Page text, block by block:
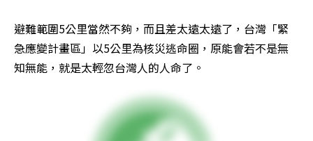
避難範圍5公里當然不夠，而且差太遠太遠了，台灣「緊
急應變計畫區」以5公里為核災逃命圈，原能會若不是無
知無能，就是太輕忽台灣人的人命了。